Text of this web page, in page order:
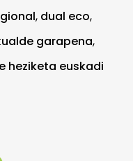
, dual eco,
garapena,
heziketa euskadi